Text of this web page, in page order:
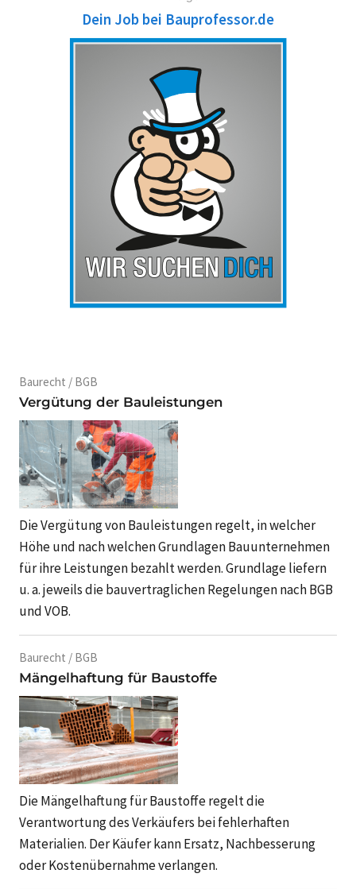
Baurecht / BGB
Vergütung der Bauleistungen
Die Vergütung von Bauleistungen regelt, in welcher
Höhe und nach welchen Grundlagen Bauunternehmen
für ihre Leistungen bezahlt werden. Grundlage liefern
u. a. jeweils die bauvertraglichen Regelungen nach BGB
und VOB.
Baurecht / BGB
Mängelhaftung für Baustoffe
Die Mängelhaftung für Baustoffe regelt die
Verantwortung des Verkäufers bei fehlerhaften
Materialien. Der Käufer kann Ersatz, Nachbesserung
oder Kostenübernahme verlangen.
Dein Job bei Bauprofessor.de